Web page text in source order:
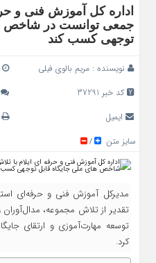
اداره کل آموزش فنی و
جمعی توانست در شاخص‌
توجهی کسب کند
نویسنده : مریم بالوی فیلی
کد خبر 37291
ایمیل
سایز متن
/
مدیرکل آموزش فنی و حرفه‌ای
تقدیر از تلاش مجموعه، مدال‌آوران
توسعه مهارت‌آموزی و ارتقای
کرد.